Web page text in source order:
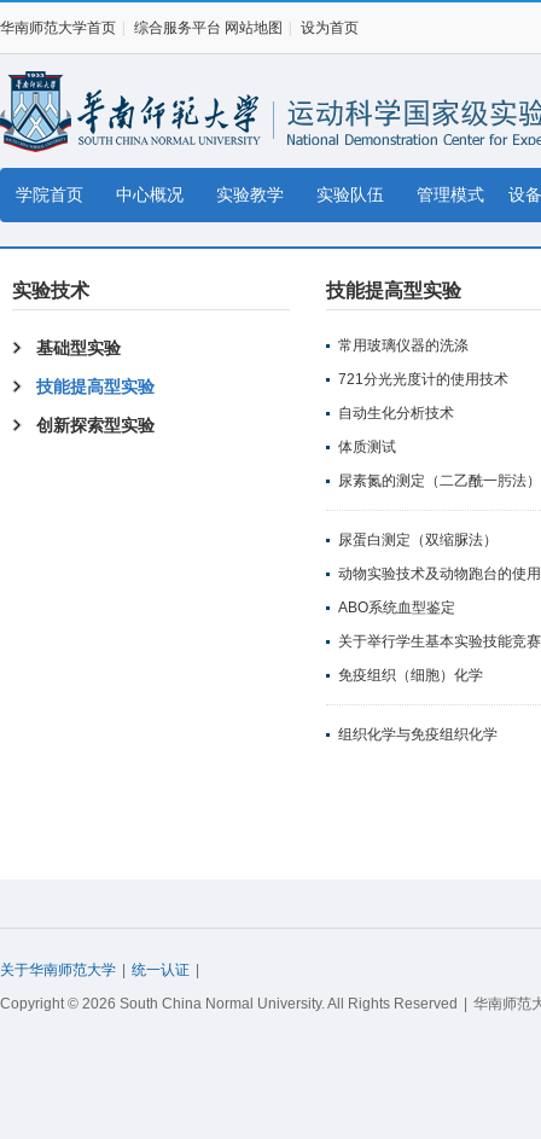
华南师范大学首页 综合服务平台 网站地图 设为首页
学院首页 中心概况 实验教学 实验队伍 管理模式 设
实验技术
基础型实验
技能提高型实验
创新探索型实验
技能提高型实验
常用玻璃仪器的洗涤
721分光光度计的使用技术
自动生化分析技术
体质测试
尿素氮的测定（二乙酰一肟法）
尿蛋白测定（双缩脲法）
动物实验技术及动物跑台的使用
ABO系统血型鉴定
关于举行学生基本实验技能竞
免疫组织（细胞）化学
组织化学与免疫组织化学
关于华南师范大学 统一认证
Copyright © 2026 South China Normal University. All Rights Reserved
华南师范